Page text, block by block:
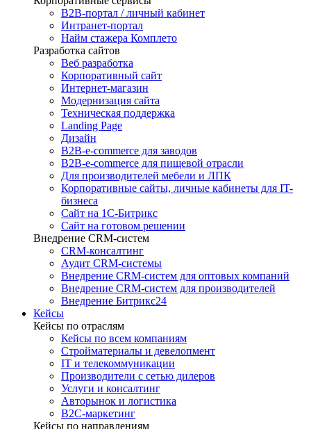
B2B-портал / личный кабинет
Интранет-портал
Найм стажера Комплето
Разработка сайтов
Веб разработка
Корпоративный сайт
Интернет-магазин
Модернизация сайта
Техническая поддержка
Landing Page
Дизайн
B2B-e-commerce для заводов
B2B-e-commerce для пищевой отрасли
Для производителей мебели и ЛПК
Корпоративные сайты, личные кабинеты для IT-
бизнеса
Сайт на 1С-Битрикс
Сайт на готовом решении
Внедрение CRM-систем
CRM-консалтинг
Аудит CRM-системы
Внедрение CRM-систем для оптовых компаний
Внедрение CRM-систем для производителей
Внедрение Битрикс24
Кейсы
Кейсы по отраслям
Кейсы по всем компаниям
Стройматериалы и девелопмент
IT и телекоммуникации
Производители с сетью дилеров
Услуги и консалтинг
Авторынок и логистика
B2С-маркетинг
Кейсы по направлениям